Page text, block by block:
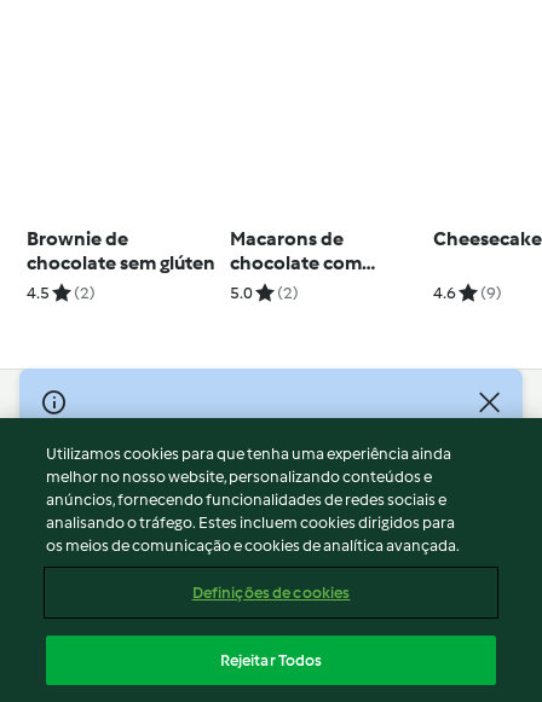
Brownie de
chocolate sem glúten
4.5 (2)
Macarons de
chocolate com
laranja e ganache de
5.0 (2) 4.6 (9)
© Copyright 2026
Termos de Utilização
Aviso sobre Proteção de Dados
Aviso
Apoio legal
Conteúdo do relatório
Declaração de acessibilidade
Utilizamos cookies para que tenha uma experiência ainda
melhor no nosso website, personalizando conteúdos e
anúncios, fornecendo funcionalidades de redes sociais e
analisando o tráfego. Estes incluem cookies dirigidos para
os meios de comunicação e cookies de analítica avançada.
Definições de cookies
Rejeitar Todos